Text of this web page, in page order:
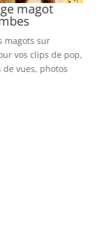
magot
magots sur
vos clips de pop,
de vues, photos